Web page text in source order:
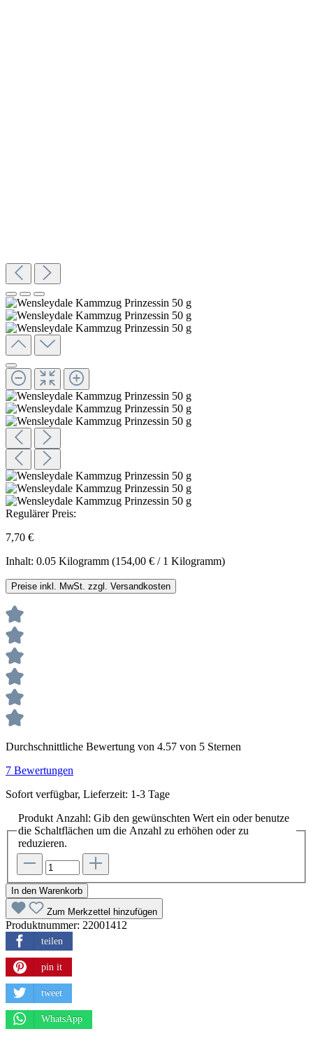
Regulärer Preis:
7,70 €
Inhalt: 0.05 Kilogramm (154,00 € / 1 Kilogramm)
Preise inkl. MwSt. zzgl. Versandkosten
Durchschnittliche Bewertung von 4.57 von 5 Sternen
7 Bewertungen
Sofort verfügbar, Lieferzeit: 1-3 Tage
Produkt Anzahl: Gib den gewünschten Wert ein oder benutze
die Schaltflächen um die Anzahl zu erhöhen oder zu
reduzieren.
In den Warenkorb
Zum Merkzettel hinzufügen
Produktnummer: 22001412
teilen
pin it
tweet
WhatsApp